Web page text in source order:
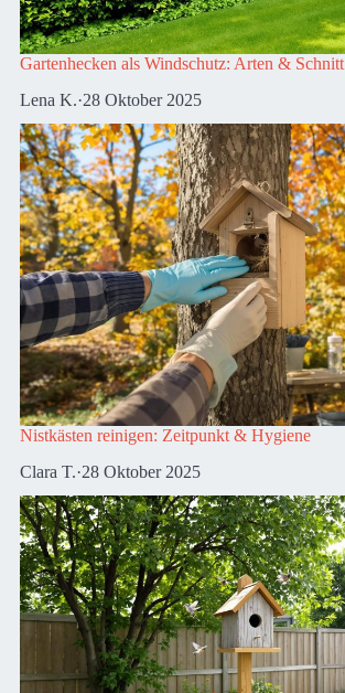
Gartenhecken als Windschutz: Arten & Schnitt
Lena K.·28 Oktober 2025
Nistkästen reinigen: Zeitpunkt & Hygiene
Clara T.·28 Oktober 2025